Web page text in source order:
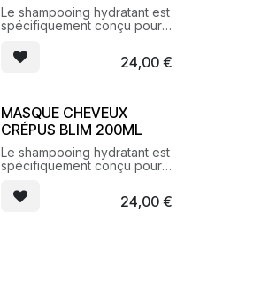
Le shampooing hydratant est
spécifiquement conçu pour
les cheveux bouclés, frisés.
24,00€
MASQUE CHEVEUX
CRÉPUS BLIM 200ML
Le shampooing hydratant est
spécifiquement conçu pour
les cheveux bouclés, frisés.
24,00€